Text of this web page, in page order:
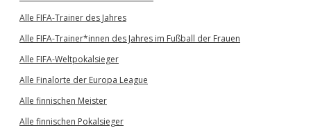
Alle FIFA-Trainer des Jahres
Alle FIFA-Trainer*innen des Jahres im Fußball der Frauen
Alle FIFA-Weltpokalsieger
Alle Finalorte der Europa League
Alle finnischen Meister
Alle finnischen Pokalsieger